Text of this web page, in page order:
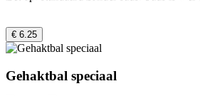
€ 6.25
Gehaktbal speciaal